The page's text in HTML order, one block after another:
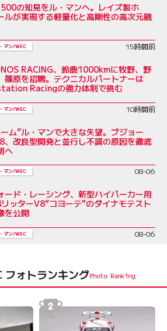
の知見をル・マンへ。レイズ製ホ
ルが実現する軽量化と高剛性の高次元融
マン/WEC 15時間前
RACING、鈴鹿1000kmに牧野、野
篠原を招聘。テクニカルパートナーは
Racingの強力体制で挑む
マン/WEC 10時間前
ム”ル・マンで大きな失望。プジョー
、改良型開発と並行し不調の原因を徹底
へ
マン/WEC 08-06
ード・レーシング、新型ハイパーカー用
ッターV8“コヨーテ”のダイナモテスト
を公開
マン/WEC 08-06
フォトランキング